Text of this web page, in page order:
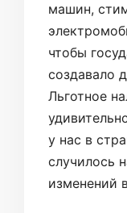
машин,
чтобы
создавало
Льготное
у нас в
случилось
изменений